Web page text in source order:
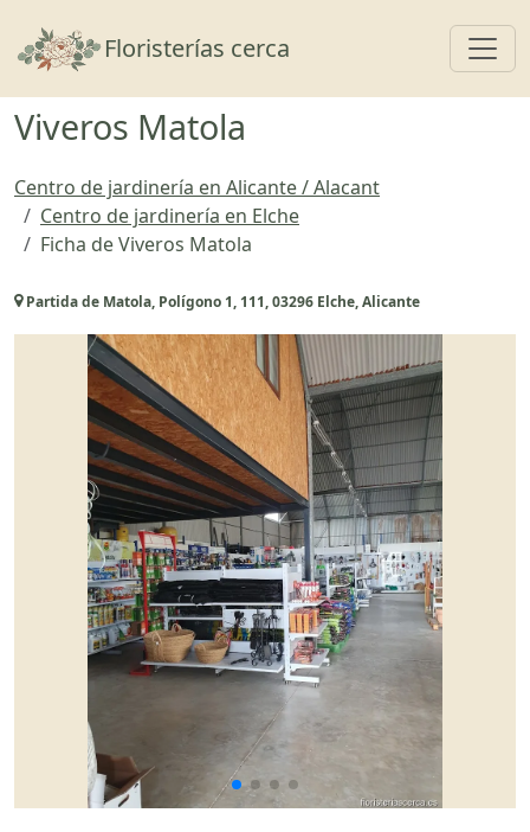
Floristerías cerca
Viveros Matola
Centro de jardinería en Alicante / Alacant
Centro de jardinería en Elche
Ficha de Viveros Matola
Partida de Matola, Polígono 1, 111, 03296 Elche, Alicante